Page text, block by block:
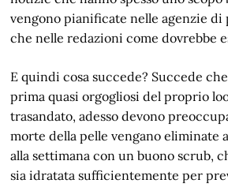
vengono pianificate nelle agenzie
che nelle redazioni come dovrebbe
E quindi cosa succede? Succede
prima quasi orgogliosi del proprio
trasandato, adesso devono
morte della pelle vengano eliminate
alla settimana con un buono scrub,
sia idratata sufficientemente per